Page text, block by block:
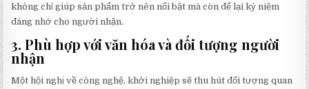
không chỉ giúp sản phẩm trở nên nổi bật mà còn để lại kỷ niệm
đáng nhớ cho người nhận.
3.Phù hợp với văn hóa và đối tượng người
nhận
Một hội nghị về công nghệ, khởi nghiệp sẽ thu hút đối tượng quan